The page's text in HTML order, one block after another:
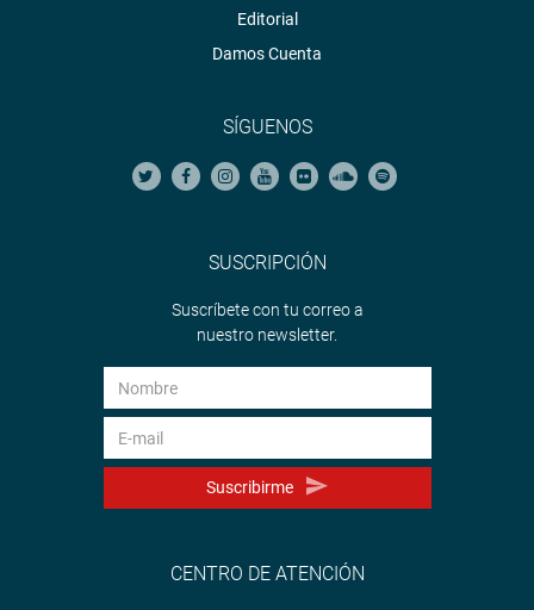
Editorial
Damos Cuenta
SÍGUENOS
SUSCRIPCIÓN
Suscríbete con tu correo a
nuestro newsletter.
Suscribirme
CENTRO DE ATENCIÓN